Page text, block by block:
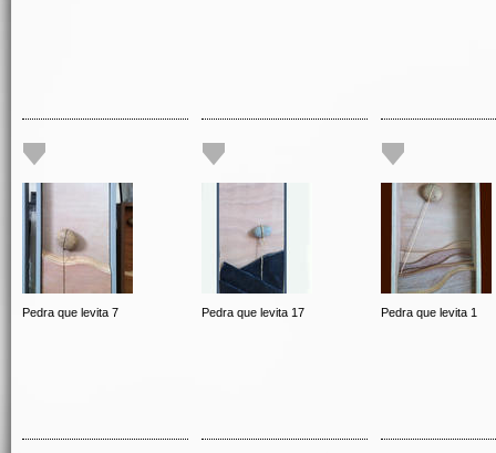
Pedra que levita 7 Pedra que levita 17 Pedra que levita 1